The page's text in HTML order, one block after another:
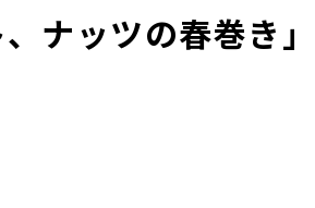
、ナッツの春巻き